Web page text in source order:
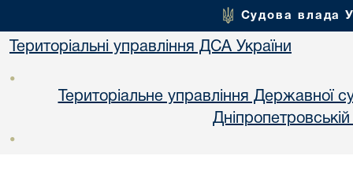
Судова влада
Територіальні управління ДСА України
•
Територіальне управління Державної
•